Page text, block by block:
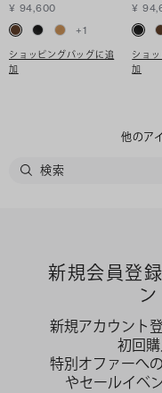
¥ 94,600
+1
ショッピングバッグに追
加
¥
ショ
加
他のア
新規会員登
新規アカウント
初回
特別オファーへ
やセールイベ